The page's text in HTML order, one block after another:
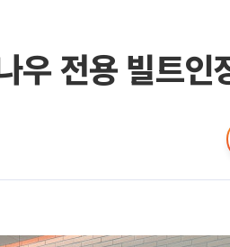
우 전용 빌트인